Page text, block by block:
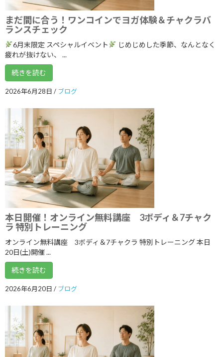
2026年8月
2026年7月
2026年6月
2026年4月
2026年2月
2026年1月
2025年12月
2025年11月
2025年10月
2025年9月
2025年8月
2025年7月
2025年6月
2025年5月
2025年3月
2025年2月
2025年1月
まだ間に合う！ワンコインでヨガ体験＆チャクラバ
ランスチェック
6月末限定 スペシャルイベント
じめじめした季節、なんとなく
疲れが抜けない、 ...
続きを読む
2026年6月28日 / ブログ
本日開催！オンライン無料講座 3ボディ＆7チャク
ラ 特別トレーニング
オンライン無料講座 3ボディ＆7チャクラ 特別トレーニング 本日
20日(土)開催 ...
続きを読む
2026年6月20日 / ブログ